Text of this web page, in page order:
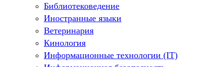
Библиотековедение
Иностранные языки
Ветеринария
Кинология
Информационные технологии (IT)